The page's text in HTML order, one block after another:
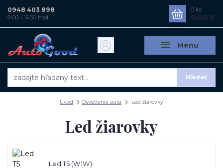
Menu
Hľadať
0948 403 898
9:00 - 16:30 hod
0 ks
0,00 €
Úvod Osvetlenie auta Led žiarovky
Led žiarovky
Led T5 (W1W)